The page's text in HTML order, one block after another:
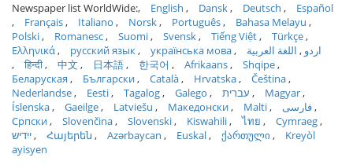
Newspaper list WorldWide: English Dansk Deutsch
Español
Français
Italiano Norsk Português
Bahasa Melayu
Polski
Romanesc Suomi Svensk Tiếng Việt
Türkçe
Ελληνικά
русский язык українська мова اردو
اللغة العربية
हिन्दी
中文 日本語 한국어 Afrikaans
Shqipe
Беларуская
Български Català Hrvatska
Čeština
Nederlandse
Eesti Tagalog Galego עברית
Magyar
Íslenska
Gaeilge Latviešu Македонски Malti
فارسی
Српски
Slovenčina Slovenski Kiswahili ไทย
Cymraeg
ייִדיש
Հայերեն Azərbaycan Euskal ქართული
Kreyòl
ayisyen